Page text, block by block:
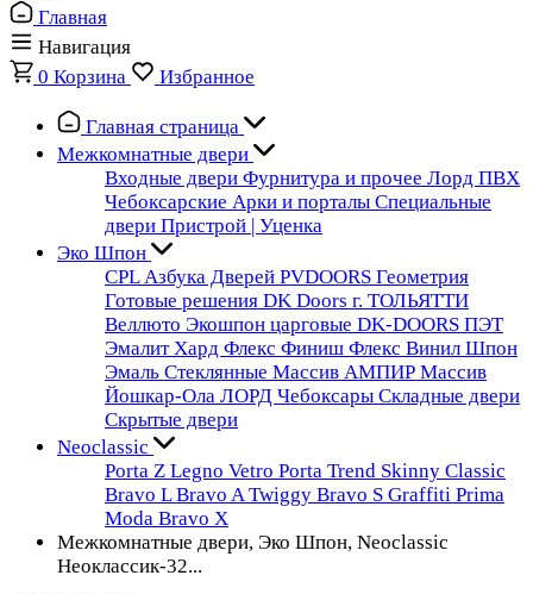
Главная
Навигация
0 Корзина Избранное
Главная страница
Межкомнатные двери
Входные двери Фурнитура и прочее Лорд ПВХ
Чебоксарские Арки и порталы Специальные
двери Пристрой | Уценка
Эко Шпон
CPLАзбука Дверей PVDOORS Геометрия
Готовые решения DK Doors г. ТОЛЬЯТТИ
Веллюто Экошпон царговые DK-DOORS ПЭТ
ЭмалитХард Флекс Финиш Флекс Винил Шпон
Эмаль Стеклянные Массив АМПИР Массив
Йошкар-Ола ЛОРД Чебоксары Складные двери
Скрытые двери
Neoclassic
Porta Z Legno Vetro Porta Trend Skinny Classic
Bravo LBravo ATwiggy Bravo S Graffiti Prima
Moda Bravo X
Межкомнатные двери, Эко Шпон, Neoclassic
Неоклассик-32...